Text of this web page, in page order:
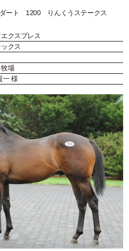
ト 1200 りんくうステークス
クスプレス
クス
場
一 様